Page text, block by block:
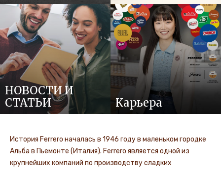
НОВОСТИ И
СТАТЬИ
Карьера
История Ferrero началась в 1946 году в маленьком городке
Альба в Пьемонте (Италия). Ferrero является одной из
крупнейших компаний по производству сладких